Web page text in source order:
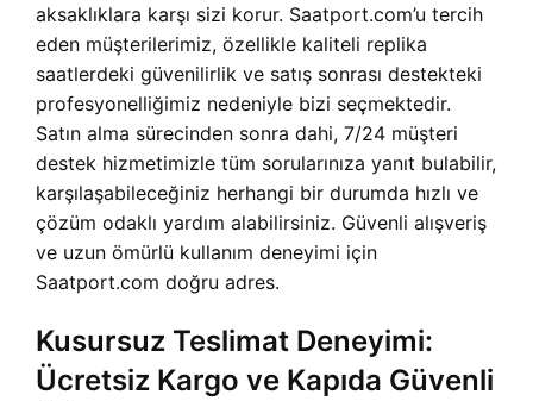
aksaklıklara karşı sizi korur. Saatport.com’u tercih
eden müşterilerimiz, özellikle kaliteli replika
saatlerdeki güvenilirlik ve satış sonrası destekteki
profesyonelliğimiz nedeniyle bizi seçmektedir.
Satın alma sürecinden sonra dahi, 7/24 müşteri
destek hizmetimizle tüm sorularınıza yanıt bulabilir,
karşılaşabileceğiniz herhangi bir durumda hızlı ve
çözüm odaklı yardım alabilirsiniz. Güvenli alışveriş
ve uzun ömürlü kullanım deneyimi için
Saatport.com doğru adres.
Kusursuz Teslimat Deneyimi:
Ücretsiz Kargo ve Kapıda Güvenli